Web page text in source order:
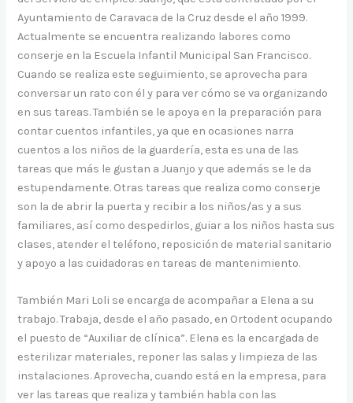
Ayuntamiento de Caravaca de la Cruz desde el año 1999.
Actualmente se encuentra realizando labores como
conserje en la Escuela Infantil Municipal San Francisco.
Cuando se realiza este seguimiento, se aprovecha para
conversar un rato con él y para ver cómo se va organizando
en sus tareas. También se le apoya en la preparación para
contar cuentos infantiles, ya que en ocasiones narra
cuentos a los niños de la guardería, esta es una de las
tareas que más le gustan a Juanjo y que además se le da
estupendamente. Otras tareas que realiza como conserje
son la de abrir la puerta y recibir a los niños/as y a sus
familiares, así como despedirlos, guiar a los niños hasta sus
clases, atender el teléfono, reposición de material sanitario
y apoyo a las cuidadoras en tareas de mantenimiento.
También Mari Loli se encarga de acompañar a Elena a su
trabajo. Trabaja, desde el año pasado, en Ortodent ocupando
el puesto de “Auxiliar de clínica”. Elena es la encargada de
esterilizar materiales, reponer las salas y limpieza de las
instalaciones. Aprovecha, cuando está en la empresa, para
ver las tareas que realiza y también habla con las